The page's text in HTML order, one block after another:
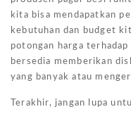
kita bisa mendapatkan
kebutuhan dan budget
potongan harga
bersedia memberikan
yang banyak atau
Terakhir, jangan lupa